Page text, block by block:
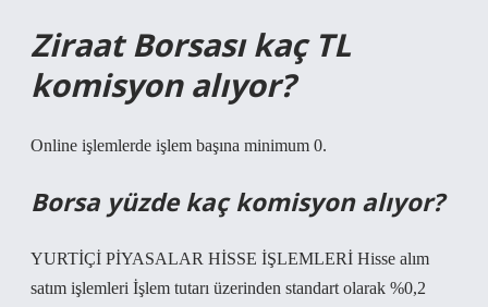
Ziraat Borsası kaç TL
komisyon alıyor?
Online işlemlerde işlem başına minimum 0.
Borsa yüzde kaç komisyon alıyor?
YURTİÇİ PİYASALAR HİSSE İŞLEMLERİ Hisse alım
satım işlemleri İşlem tutarı üzerinden standart olarak %0,2